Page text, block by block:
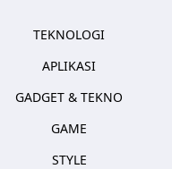
TEKNOLOGI
APLIKASI
GADGET & TEKNO
GAME
STYLE